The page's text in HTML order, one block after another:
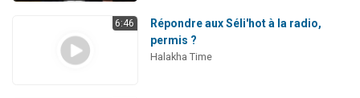
6:46
Répondre aux Séli'hot à la radio,
permis ?
Halakha Time